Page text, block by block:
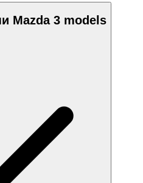
Mazda 3 models